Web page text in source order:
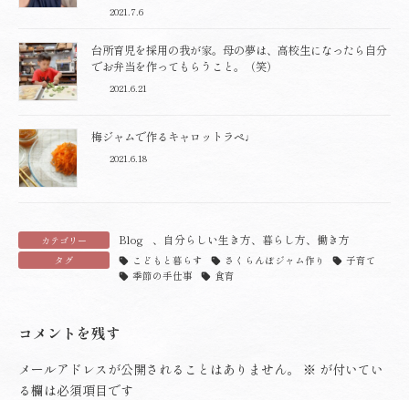
2021.7.6
台所育児を採用の我が家。母の夢は、高校生になったら自分
でお弁当を作ってもらうこと。（笑）
2021.6.21
梅ジャムで作るキャロットラペ♩
2021.6.18
カテゴリー Blog 、 自分らしい生き方、暮らし方、働き方
タグ こどもと暮らす さくらんぼジャム作り
子育て
季節の手仕事
食育
コメントを残す
メールアドレスが公開されることはありません。 ※ が付いてい
る欄は必須項目です